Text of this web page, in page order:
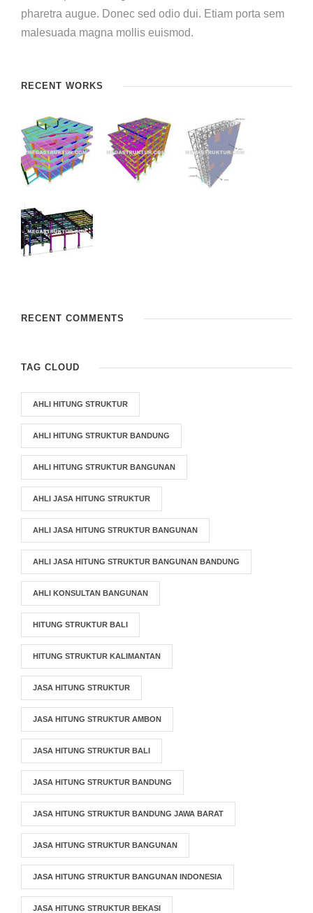
pharetra augue. Donec sed odio dui. Etiam porta sem
malesuada magna mollis euismod.
RECENT WORKS
RECENT COMMENTS
TAG CLOUD
AHLI HITUNG STRUKTUR
AHLI HITUNG STRUKTUR BANDUNG
AHLI HITUNG STRUKTUR BANGUNAN
AHLI JASA HITUNG STRUKTUR
AHLI JASA HITUNG STRUKTUR BANGUNAN
AHLI JASA HITUNG STRUKTUR BANGUNAN BANDUNG
AHLI KONSULTAN BANGUNAN
HITUNG STRUKTUR BALI
HITUNG STRUKTUR KALIMANTAN
JASA HITUNG STRUKTUR
JASA HITUNG STRUKTUR AMBON
JASA HITUNG STRUKTUR BALI
JASA HITUNG STRUKTUR BANDUNG
JASA HITUNG STRUKTUR BANDUNG JAWA BARAT
JASA HITUNG STRUKTUR BANGUNAN
JASA HITUNG STRUKTUR BANGUNAN INDONESIA
JASA HITUNG STRUKTUR BEKASI